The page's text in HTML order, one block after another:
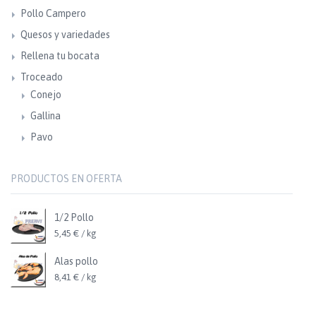
Pollo Campero
Quesos y variedades
Rellena tu bocata
Troceado
Conejo
Gallina
Pavo
PRODUCTOS EN OFERTA
1/2 Pollo
5,45 € / kg
Alas pollo
8,41 € / kg